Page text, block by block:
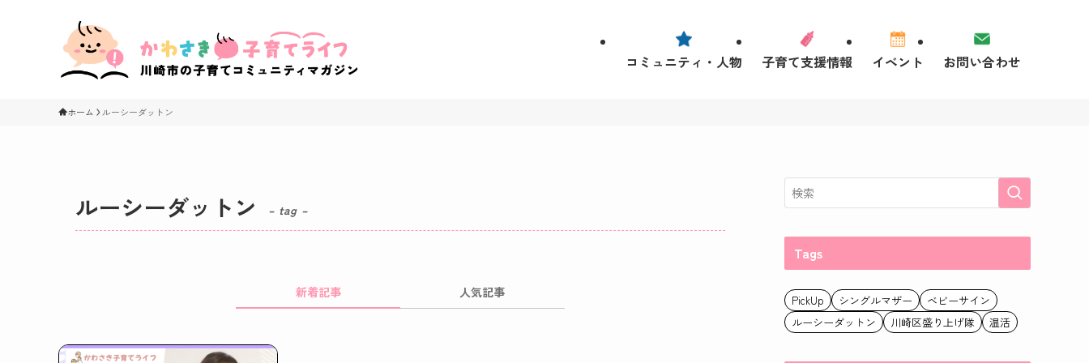
コミュニティ・人物 子育て支援情報 イベント お問い合わせ
ホーム ルーシーダットン
ルーシーダットン – tag –
新着記事 人気記事
Tags
PickUp シングルマザー
ベビーサイン
ルーシーダットン
川崎区盛り上げ隊 温活